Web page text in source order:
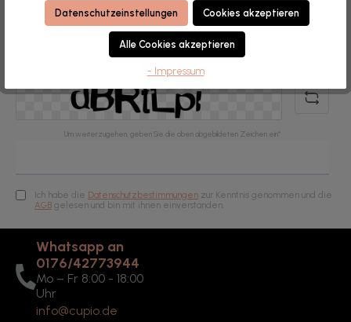
entwickelt für höchste Ansprüche in Studio und Alltag.
E-
Mail-
Adresse*
Um weiterzugehen, geben Sie die oben abgebildeten Zeichen ein*
Ich habe die Datenschutzbestimmungen zur Kenntnis genommen und die
AGB gelesen und bin mit ihnen einverstanden.
Whatsapp an
0176/42773944
Mo – Fr 8:00 - 18:00
Uhr
info@cupio.de
Datenschutzeinstellungen Cookies akzeptieren
Alle Cookies akzeptieren
- Impressum